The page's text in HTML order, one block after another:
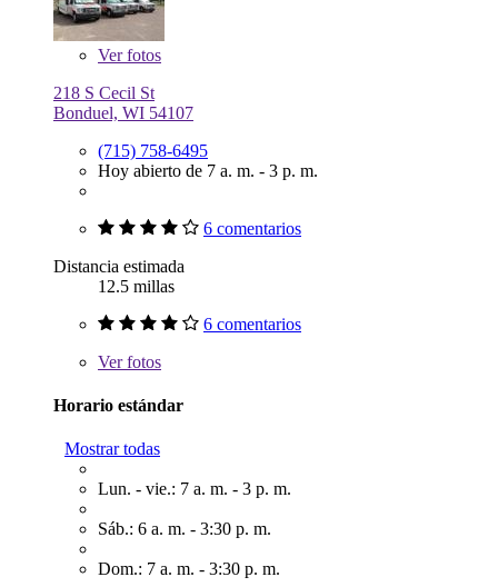
Verfotos
218 S Cecil St
Bonduel, WI 54107
(715) 758-6495
Hoy abierto de 7 a. m. - 3 p. m.
6 comentarios
Distancia estimada
12.5 millas
6 comentarios
Verfotos
Horario estándar
Mostrar todas
Lun. - vie.: 7 a. m. - 3 p. m.
Sáb.: 6 a. m. - 3:30 p. m.
Dom.: 7 a. m. - 3:30 p. m.